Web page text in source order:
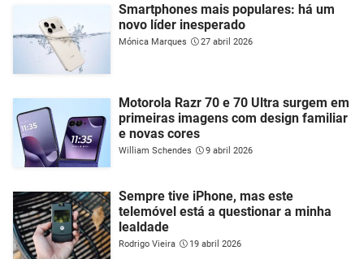
Smartphones mais populares: há um
novo líder inesperado
Mónica Marques 27 abril 2026
Motorola Razr 70 e 70 Ultra surgem em
primeiras imagens com design familiar
e novas cores
William Schendes 9 abril 2026
Sempre tive iPhone, mas este
telemóvel está a questionar a minha
lealdade
Rodrigo Vieira 19 abril 2026